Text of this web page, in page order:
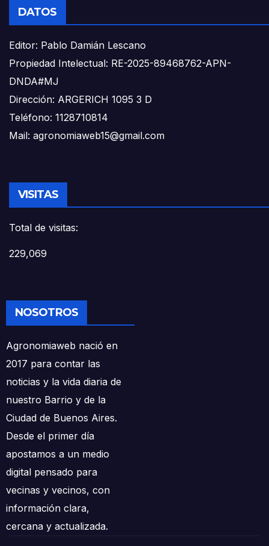
DATOS
Editor: Pablo Damián Lescano
Propiedad Intelectual: RE-2025-89468762-APN-
DNDA#MJ
Dirección: ARGERICH 1095 3 D
Teléfono: 1128710814
Mail: agronomiaweb15@gmail.com
VISITAS
Total de visitas:
229,069
NOSOTROS
Agronomiaweb nació en
2017 para contar las
noticias y la vida diaria de
nuestro Barrio y de la
Ciudad de Buenos Aires.
Desde el primer día
apostamos a un medio
digital pensado para
vecinas y vecinos, con
información clara,
cercana y actualizada.